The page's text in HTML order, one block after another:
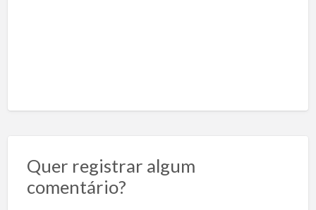
Quer registrar algum
comentário?